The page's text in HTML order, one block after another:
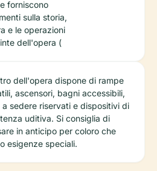
forniscono
sulla storia,
e le operazioni
dell'opera (
dell'opera dispone di rampe
ascensori, bagni accessibili,
a sedere riservati e dispositivi di
uditiva. Si consiglia di
in anticipo per coloro che
esigenze speciali.